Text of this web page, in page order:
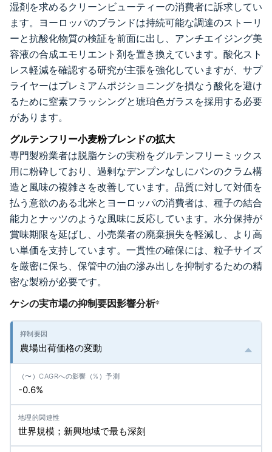
湿剤を求めるクリーンビューティーの消費者に訴求してい
ます。ヨーロッパのブランドは持続可能な調達のストーリ
ーと抗酸化物質の検証を前面に出し、アンチエイジング美
容液の合成エモリエント剤を置き換えています。酸化スト
レス軽減を確認する研究が主張を強化していますが、サプ
ライヤーはプレミアムポジショニングを損なう酸化を避け
るために窒素フラッシングと琥珀色ガラスを採用する必要
があります。
グルテンフリー小麦粉ブレンドの拡大
専門製粉業者は脱脂ケシの実粉をグルテンフリーミックス
用に粉砕しており、過剰なデンプンなしにパンのクラム構
造と風味の複雑さを改善しています。品質に対して対価を
払う意欲のある北米とヨーロッパの消費者は、種子の結合
能力とナッツのような風味に反応しています。水分保持が
賞味期限を延ばし、小売業者の廃棄損失を軽減し、より高
い単価を支持しています。一貫性の確保には、粒子サイズ
を厳密に保ち、保管中の油の滲み出しを抑制するための精
密な製粉が必要です。
ケシの実市場の抑制要因影響分析*
農場出荷価格の変動
-0.6%
世界規模；新興地域で最も深刻